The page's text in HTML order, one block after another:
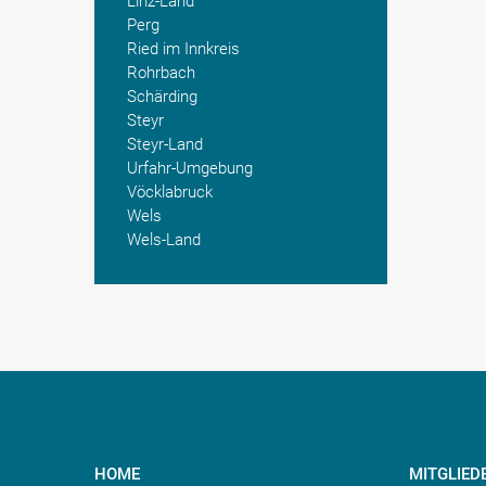
Perg
Ried im Innkreis
Rohrbach
Schärding
Steyr
Steyr-Land
Urfahr-Umgebung
Vöcklabruck
Wels
Wels-Land
HOME